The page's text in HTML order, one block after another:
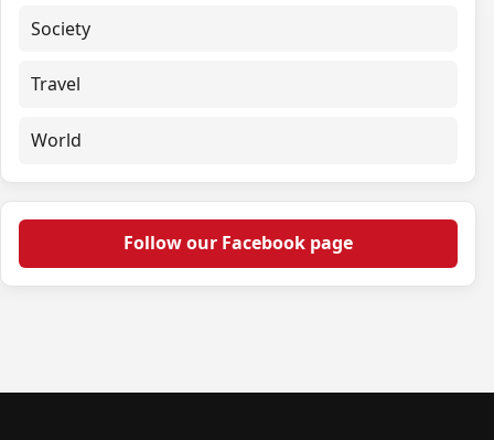
Society
Travel
World
Follow our Facebook page